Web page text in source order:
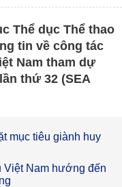
Thể dục Thể thao
tin về công tác
Nam tham dự
thứ 32 (SEA
mục tiêu giành huy
Việt Nam hướng đến